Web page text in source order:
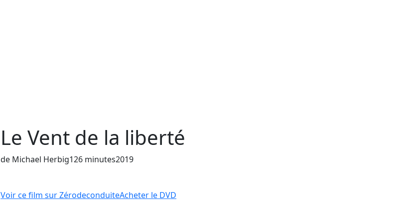
Le Vent de la liberté
de Michael Herbig126 minutes2019
Voir ce film sur ZérodeconduiteAcheter le DVD